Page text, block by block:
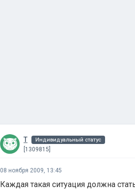
T Индивидуальный статус
[1309815]
08 ноября 2009, 13:45
Каждая такая ситуация должна